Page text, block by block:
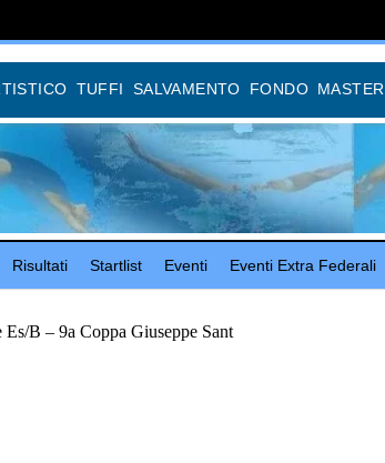
TUFFI SALVAMENTO FONDO MASTER
Risultati Startlist Eventi Eventi Extra Federali
B – 9a Coppa Giuseppe Sant